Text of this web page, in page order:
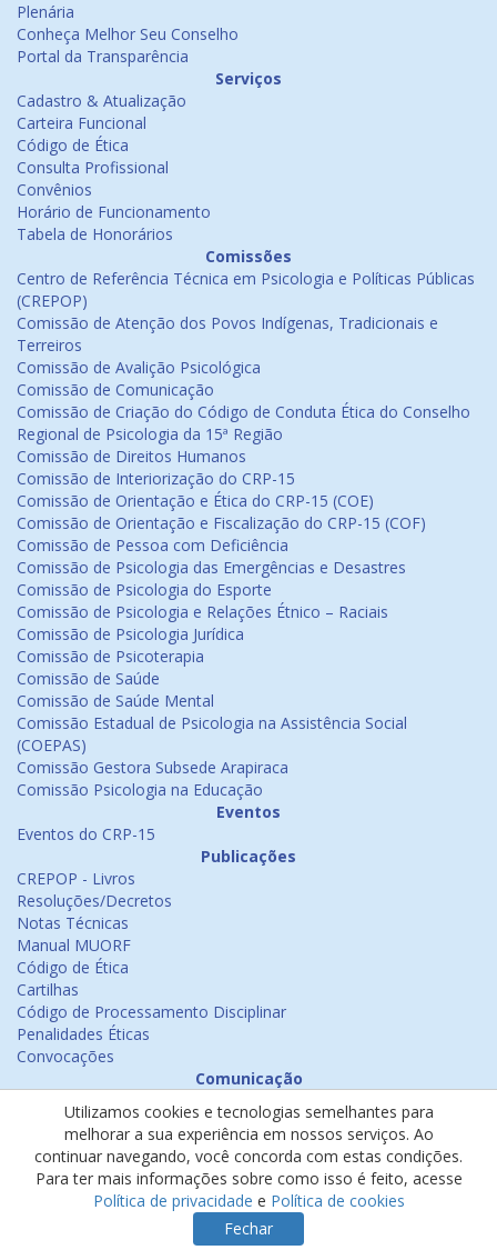
Plenária
Conheça Melhor Seu Conselho
Portal da Transparência
Serviços
Cadastro & Atualização
Carteira Funcional
Código de Ética
Consulta Profissional
Convênios
Horário de Funcionamento
Tabela de Honorários
Comissões
Centro de Referência Técnica em Psicologia e Políticas Públicas
(CREPOP)
Comissão de Atenção dos Povos Indígenas, Tradicionais e
Terreiros
Comissão de Avalição Psicológica
Comissão de Comunicação
Comissão de Criação do Código de Conduta Ética do Conselho
Regional de Psicologia da 15ª Região
Comissão de Direitos Humanos
Comissão de Interiorização do CRP-15
Comissão de Orientação e Ética do CRP-15 (COE)
Comissão de Orientação e Fiscalização do CRP-15 (COF)
Comissão de Pessoa com Deficiência
Comissão de Psicologia das Emergências e Desastres
Comissão de Psicologia do Esporte
Comissão de Psicologia e Relações Étnico – Raciais
Comissão de Psicologia Jurídica
Comissão de Psicoterapia
Comissão de Saúde
Comissão de Saúde Mental
Comissão Estadual de Psicologia na Assistência Social
(COEPAS)
Comissão Gestora Subsede Arapiraca
Comissão Psicologia na Educação
Eventos
Eventos do CRP-15
Publicações
CREPOP - Livros
Resoluções/Decretos
Notas Técnicas
Manual MUORF
Código de Ética
Cartilhas
Código de Processamento Disciplinar
Penalidades Éticas
Convocações
Comunicação
Emissão de Certificados
Psicologia na Mídia
Ouvidoria
Política de cookies
Política de privacidade
Utilizamos cookies e tecnologias semelhantes para
melhorar a sua experiência em nossos serviços. Ao
continuar navegando, você concorda com estas condições.
Para ter mais informações sobre como isso é feito, acesse
Política de privacidade e Política de cookies
Fechar